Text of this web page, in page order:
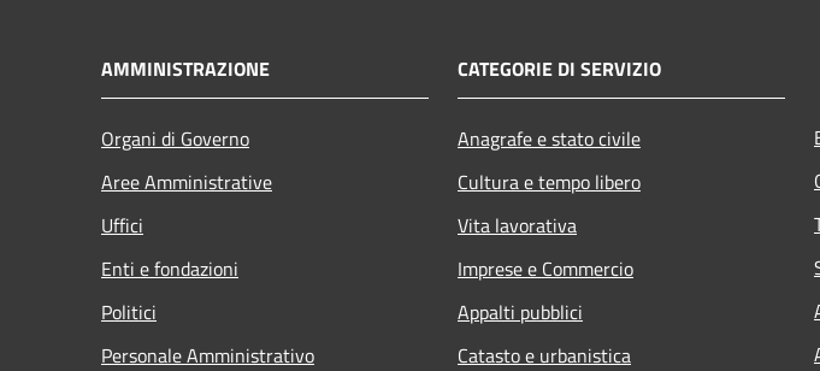
AMMINISTRAZIONE
Organi di Governo
Aree Amministrative
Uffici
Enti e fondazioni
Politici
Personale Amministrativo
CATEGORIE DI SERVIZIO
Anagrafe e stato civile
Cultura e tempo libero
Vita lavorativa
Imprese e Commercio
Appalti pubblici
Catasto e urbanistica